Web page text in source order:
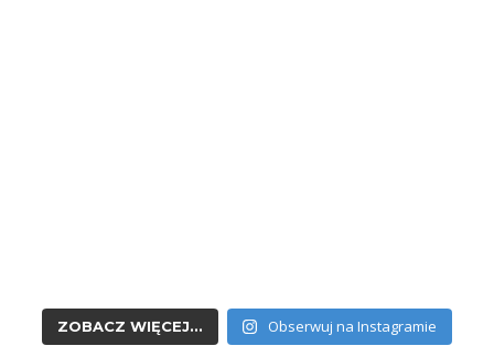
ZOBACZ WIĘCEJ... Obserwuj na Instagramie